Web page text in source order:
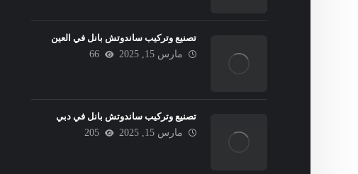
تصنيع وتركيب ساندوتش بانل في العين
مارس 15, 2025
66
تصنيع وتركيب ساندوتش بانل في دبي
مارس 15, 2025
205